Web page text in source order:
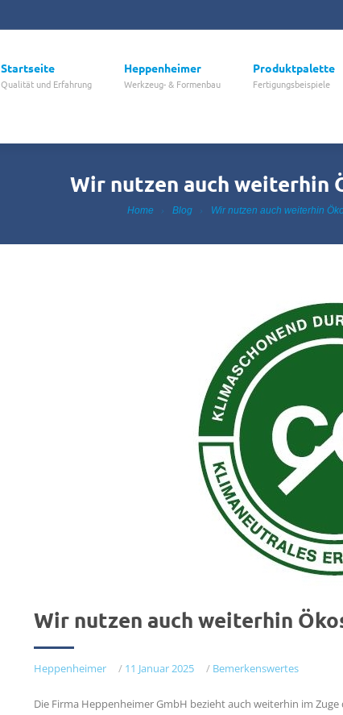
Startseite
Qualität und Erfahrung
Heppenheimer
Werkzeug- & Formenbau
Produktpalette
Fertigungsbeispiele
Wir nutzen auch weiterhin
Home Blog Wir nutzen auch weiterhin
Wir nutzen auch weiterhin
Heppenheimer / 11 Januar 2025 / Bemerkenswertes
Die Firma Heppenheimer GmbH bezieht auch weiterhin im